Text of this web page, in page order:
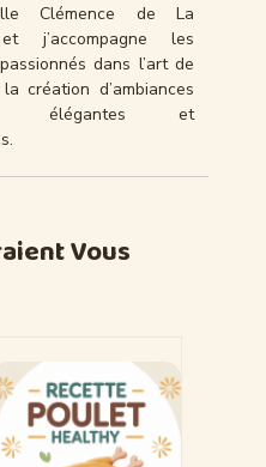
Clémence de La
j’accompagne les
dans l’art de
création d’ambiances
élégantes et
Vous